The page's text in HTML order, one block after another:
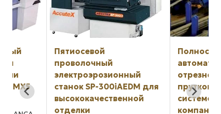
Пятиосевой
проволочный
электроэрозионный
станок SP-300iAEDM для
высококачественной
отделки
Полностью
отрезной
пруткового
системой
компании Pedax